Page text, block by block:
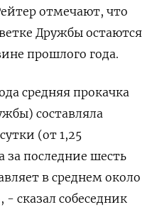
отмечают, что
Дружбы остаются
прошлого года.
средняя прокачка
составляла
(от 1,25
последние шесть
в среднем около
- сказал собеседник